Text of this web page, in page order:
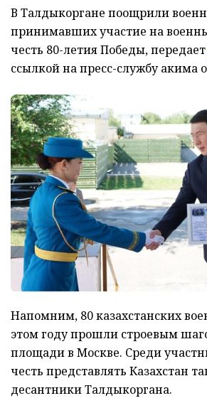
В Талдыкоргане поощрили
принимавших участие на
честь 80-летия Победы, передает
ссылкой на пресс-службу акима
Напомним, 80 казахстанских
этом году прошли строевым
площади в Москве. Среди
честь представлять Казахстан
десантники Талдыкоргана.